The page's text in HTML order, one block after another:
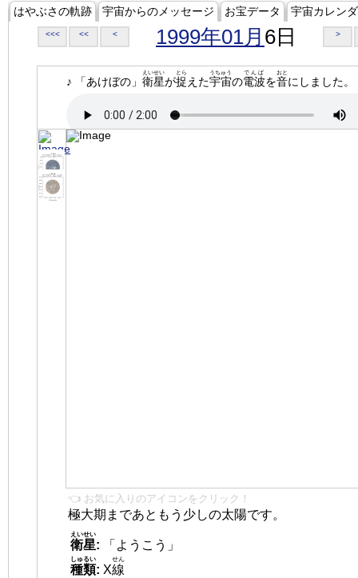
はやぶさの軌跡 宇宙からのメッセージ お宝データ 宇宙カレン
<<< << < 1999年01月 6日 >
♪ 「あけぼの」 衛星
えいせい
が捉
とら
えた宇宙
うちゅう
の電波
でんぱ
を音
おと
にしました。
👈 お気に入りのアイコンをクリック！
極大期まであともう少しの太陽です。
衛星
えいせい
:
「ようこう」
種類
しゅるい
: X線
せん